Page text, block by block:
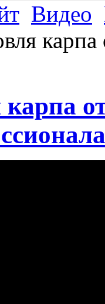
Видео